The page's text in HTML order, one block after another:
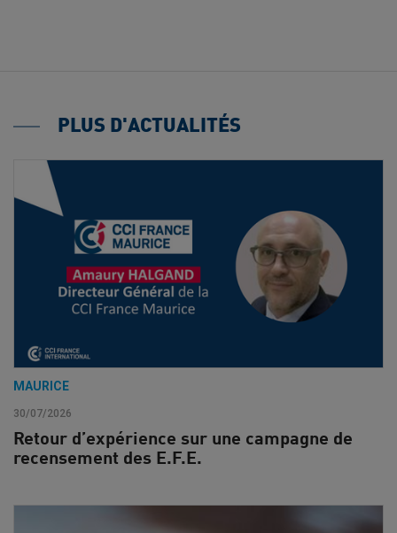
PLUS D'ACTUALITÉS
MAURICE
30/07/2026
Retour d’expérience sur une campagne de
recensement des E.F.E.